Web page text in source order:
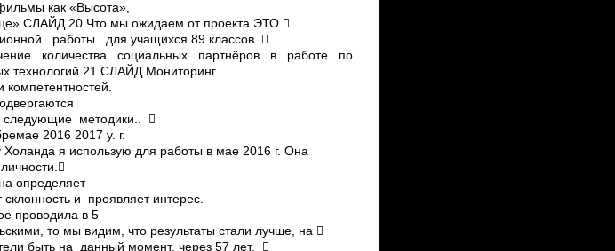
как «Высота»,
СЛАЙД 20 Что мы ожидаем от проекта ЭТО 
работы для учащихся 8­9 классов. 
количества социальных партнёров в работе по
технологий 21 СЛАЙД Мониторинг
компетентностей.
следующие методики.. 
2016­ 2017 у. г.
я использую для работы в мае 2016 г. Она
определяет
и проявляет интерес.
проводила в 5
то мы видим, что результаты стали лучше, на 
быть на данный момент, через 5­7 лет. 